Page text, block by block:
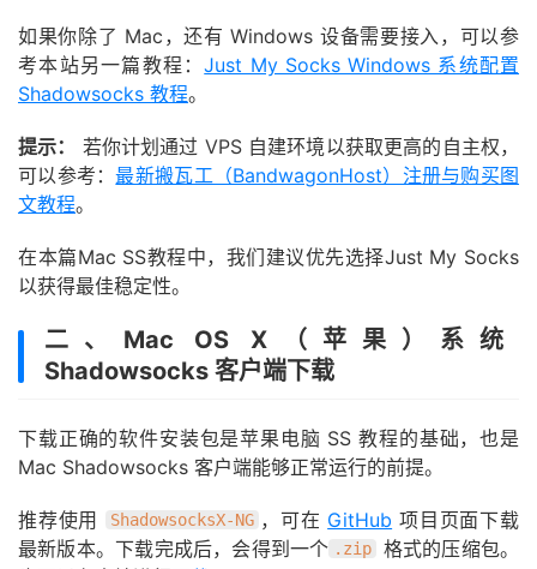
如果你除了 Mac，还有 Windows 设备需要接入，可以参
考本站另一篇教程：Just My Socks Windows 系统配置
Shadowsocks 教程。
提示：
若你计划通过 VPS 自建环境以获取更高的自主权，
可以参考：最新搬瓦工（BandwagonHost）注册与购买图
文教程。
在本篇Mac SS教程中，我们建议优先选择Just My Socks
以获得最佳稳定性。
二、Mac OS X（苹果）系统
Shadowsocks 客户端下载
下载正确的软件安装包是苹果电脑 SS 教程的基础，也是
Mac Shadowsocks 客户端能够正常运行的前提。
推荐使用 ShadowsocksX-NG ，可在 GitHub 项目页面下载
最新版本。下载完成后，会得到一个 .zip
格式的压缩包。